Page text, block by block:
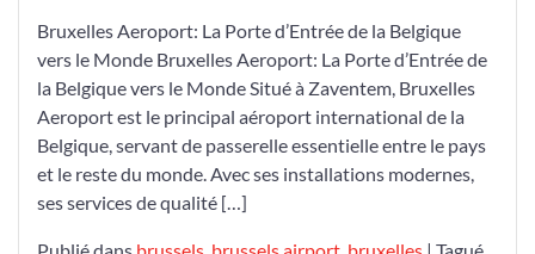
Bruxelles Aeroport: La Porte d’Entrée de la Belgique
vers le Monde Bruxelles Aeroport: La Porte d’Entrée de
la Belgique vers le Monde Situé à Zaventem, Bruxelles
Aeroport est le principal aéroport international de la
Belgique, servant de passerelle essentielle entre le pays
et le reste du monde. Avec ses installations modernes,
ses services de qualité […]